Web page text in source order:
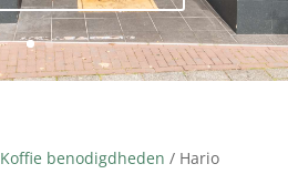
Koffie benodigdheden / Hario